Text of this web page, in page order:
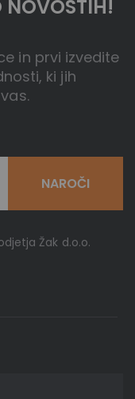
NOVOSTIH!
in prvi izvedite
ki jih
Žak d.o.o.
NAROČI